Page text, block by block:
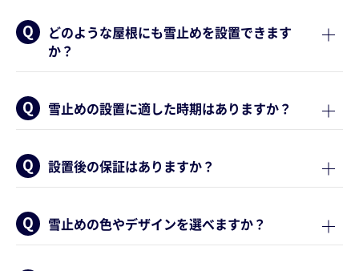
どのような屋根にも雪止めを設置できます
か？
雪止めの設置に適した時期はありますか？
設置後の保証はありますか？
雪止めの色やデザインを選べますか？